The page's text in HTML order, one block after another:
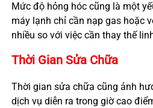
Mức độ hỏng hóc cũng là một
máy lạnh chỉ cần nạp gas hoặc
nhiều so với việc cần thay thế
Thời Gian Sửa Chữa
Thời gian sửa chữa cũng ảnh
dịch vụ diễn ra trong giờ cao